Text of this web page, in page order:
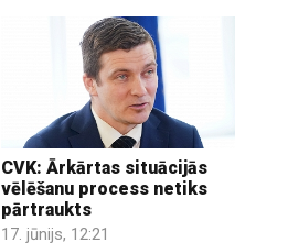
CVK: Ārkārtas situācijās
vēlēšanu process netiks
pārtraukts
17. jūnijs, 12:21